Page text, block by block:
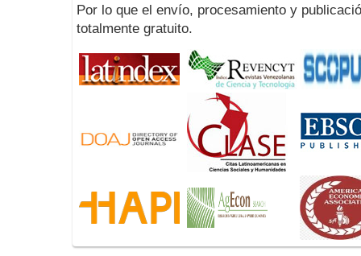
Por lo que el envío, procesamiento y
totalmente gratuito.